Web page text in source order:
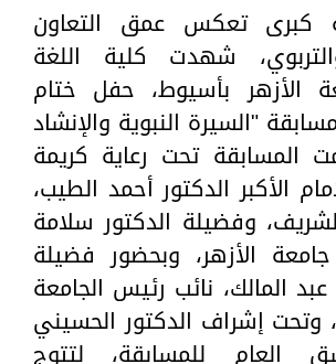
كبرى تعكس عمق التعاون
شهدت كلية اللغة
الأزهر بأسيوط، حفل ختام
"السيرة النبوية والإنشاد
المسابقة تحت رعاية كريمة
الأكبر الدكتور أحمد الطيب،
وفضيلة الدكتور سلامة
الأزهر، وبحضور فضيلة
المالك، نائب رئيس الجامعة
وتحت إشراف الدكتور الحسيني
العام للمسابقة، لتتوج